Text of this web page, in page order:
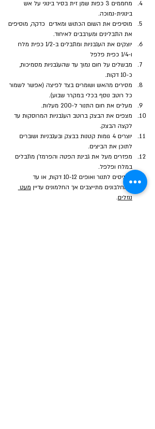
מחממים 3 כפות שמן זית בסיר בינוני על אש
בינונית-נמוכה.
מוסיפים את השום הכתוש ומאדים  כדקה, מוסיפים
את התבלינים ומערבבים לאיחוד.
יוצקים את העגבניות ומתבלים ב-1/2 כפית מלח
ו-1/4 כפית פלפל
מבשלים על חום נמוך עד שהעגבניות מסמיכות,
כ-10 דקות.
מסירים מהאש ושומרים בצד לפיצה (אפשר לשמור
כל רוטב נוסף בכלי במקרר שבוע).
מעלים את חום התנור ל-200 מעלות.
מצפים את הבצק ברוטב העגבניות המרוסקות עד
לקצה הבצק.
יוצרים 4 גומות קטנות בבצק ובעגבניות ושוברים
לתוכן את הביצים.
מפזרים מעל את גבינת הפטה והפרמז'ן מתבלים
במלח ופלפל.
מכניסים לתנור ואופים 10-12 דקות, או עד
שהחלבונים מתייצבים אך החלמונים עדיין מעט
נוזלים.